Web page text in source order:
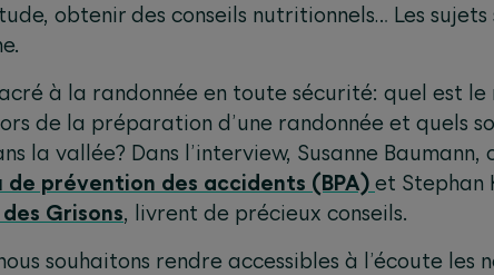
obtenir des conseils nutritionnels… Les
à la randonnée en toute sécurité: quel est le
de la préparation d’une randonnée et quels
la vallée? Dans l’interview, Susanne Baumann,
de prévention des accidents (BPA) et Stephan
Grisons, livrent de précieux conseils.
souhaitons rendre accessibles à l’écoute les